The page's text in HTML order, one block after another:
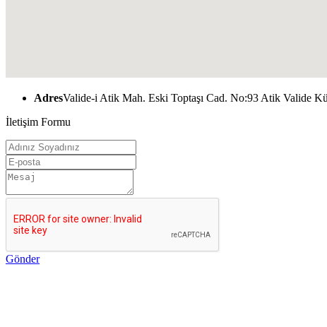
AdresValide-i Atik Mah. Eski Toptaşı Cad. No:93 Atik Valide
İletişim Formu
Gönder